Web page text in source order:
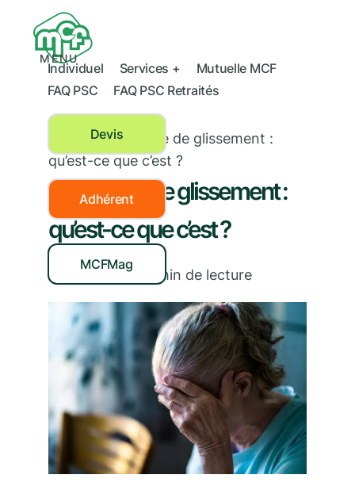
MENU
Individuel Services +
Mutuelle MCF
FAQ PSC
FAQ PSC Retraités
Devis
Adhérent
MCFMag
›Syndrome de glissement :
qu’est-ce que c’est ?
Syndrome de glissement :
qu’est-ce que c’est ?
05/06/2025 min de lecture